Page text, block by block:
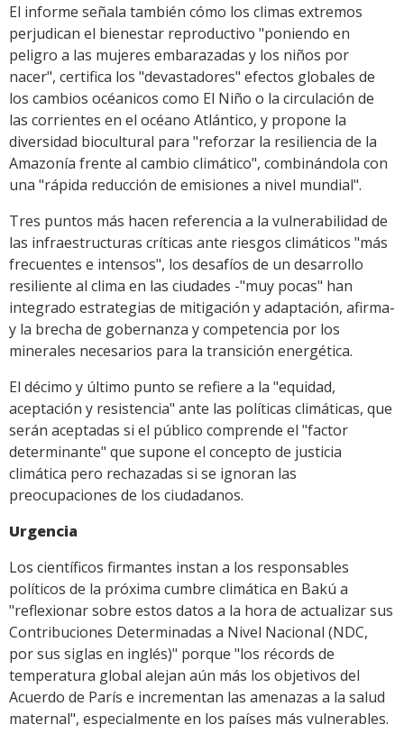
El informe señala también cómo los climas extremos
perjudican el bienestar reproductivo "poniendo en
peligro a las mujeres embarazadas y los niños por
nacer", certifica los "devastadores" efectos globales de
los cambios océanicos como El Niño o la circulación de
las corrientes en el océano Atlántico, y propone la
diversidad biocultural para "reforzar la resiliencia de la
Amazonía frente al cambio climático", combinándola con
una "rápida reducción de emisiones a nivel mundial".
Tres puntos más hacen referencia a la vulnerabilidad de
las infraestructuras críticas ante riesgos climáticos "más
frecuentes e intensos", los desafíos de un desarrollo
resiliente al clima en las ciudades -"muy pocas" han
integrado estrategias de mitigación y adaptación, afirma-
y la brecha de gobernanza y competencia por los
minerales necesarios para la transición energética.
El décimo y último punto se refiere a la "equidad,
aceptación y resistencia" ante las políticas climáticas, que
serán aceptadas si el público comprende el "factor
determinante" que supone el concepto de justicia
climática pero rechazadas si se ignoran las
preocupaciones de los ciudadanos.
Urgencia
Los científicos firmantes instan a los responsables
políticos de la próxima cumbre climática en Bakú a
"reflexionar sobre estos datos a la hora de actualizar sus
Contribuciones Determinadas a Nivel Nacional (NDC,
por sus siglas en inglés)" porque "los récords de
temperatura global alejan aún más los objetivos del
Acuerdo de París e incrementan las amenazas a la salud
maternal", especialmente en los países más vulnerables.